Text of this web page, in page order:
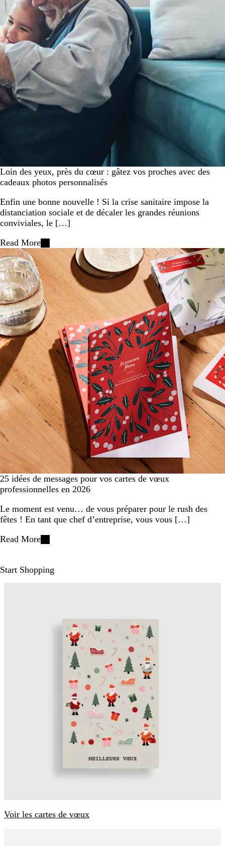
Loin des yeux, près du cœur : gâtez vos proches avec des
cadeaux photos personnalisés
Enfin une bonne nouvelle ! Si la crise sanitaire impose la
distanciation sociale et de décaler les grandes réunions
conviviales, le […]
Read More
25 idées de messages pour vos cartes de vœux
professionnelles en 2026
Le moment est venu… de vous préparer pour le rush des
fêtes ! En tant que chef d’entreprise, vous vous […]
Read More
Start Shopping
Voir les cartes de vœux